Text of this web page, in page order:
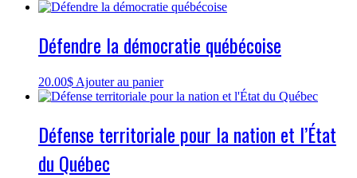
Défendre la démocratie québécoise
20.00$ Ajouter au panier
Défense territoriale pour la nation et l’État
du Québec